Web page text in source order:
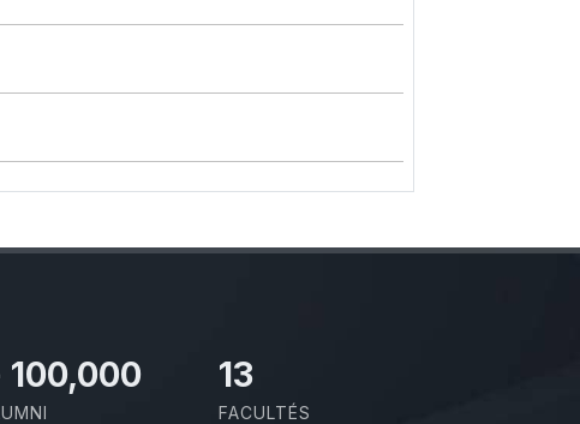
100,000 13
FACULTÉS